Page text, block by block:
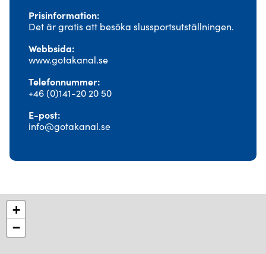
Prisinformation
Det är gratis att besöka slussportsutställningen.
Webbsida
www.gotakanal.se
Telefonnummer
+46 (0)141-20 20 50
E-post
info@gotakanal.se
+
−